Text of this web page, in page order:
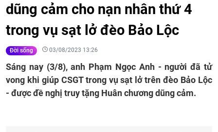
dũng cảm cho nạn nhân thứ 4
trong vụ sạt lở đèo Bảo Lộc
Đời sống 03/08/2023 13:26
Sáng nay (3/8), anh Phạm Ngọc Anh - người đã tử
vong khi giúp CSGT trong vụ sạt lở trên đèo Bảo Lộc
- được đề nghị truy tặng Huân chương dũng cảm.